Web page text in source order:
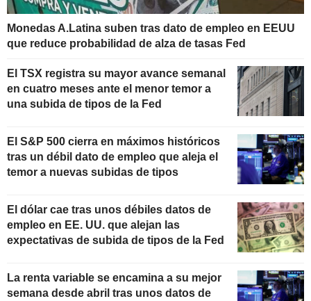
Monedas A.Latina suben tras dato de empleo en EEUU
que reduce probabilidad de alza de tasas Fed
El TSX registra su mayor avance semanal
en cuatro meses ante el menor temor a
una subida de tipos de la Fed
El S&P 500 cierra en máximos históricos
tras un débil dato de empleo que aleja el
temor a nuevas subidas de tipos
El dólar cae tras unos débiles datos de
empleo en EE. UU. que alejan las
expectativas de subida de tipos de la Fed
La renta variable se encamina a su mejor
semana desde abril tras unos datos de